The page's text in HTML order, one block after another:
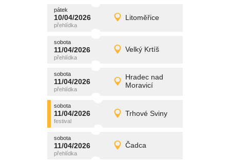
pátek
10/04/2026 Litoměřice
pátek
10/04/2026 Detail
promítání
sobota
11/04/2026 Velký Krtíš
sobota
11/04/2026 Detail
promítání
sobota
11/04/2026
Hradec nad
Moravicí
sobota
11/04/2026 Detail
promítání
sobota
11/04/2026 Trhové Sviny
sobota
11/04/2026 Detail
promítání
sobota
11/04/2026 Čadca
sobota
11/04/2026 Detail
promítání